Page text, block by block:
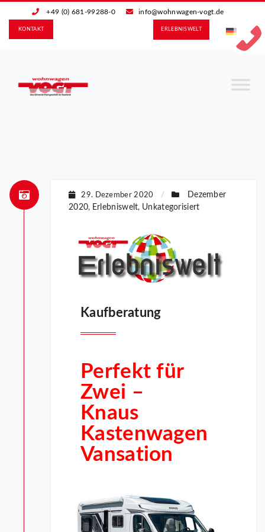
+49 (0) 681-99288-0 info@wohnwagen-vogt.de
ERLEBNIS­WELT
KONTAKT
29. Dezember 2020 /
Dezember
2020, Erlebniswelt, Unkategorisiert
Kaufberatung
Perfekt für
Zwei –
Knaus
Kastenwagen
Vansation